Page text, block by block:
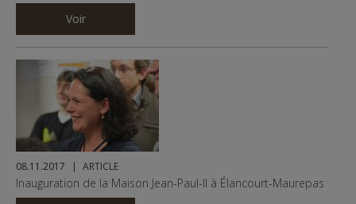
Voir
08.11.2017 ARTICLE
Inauguration de la Maison Jean-Paul-II à Élancourt-Maurepas